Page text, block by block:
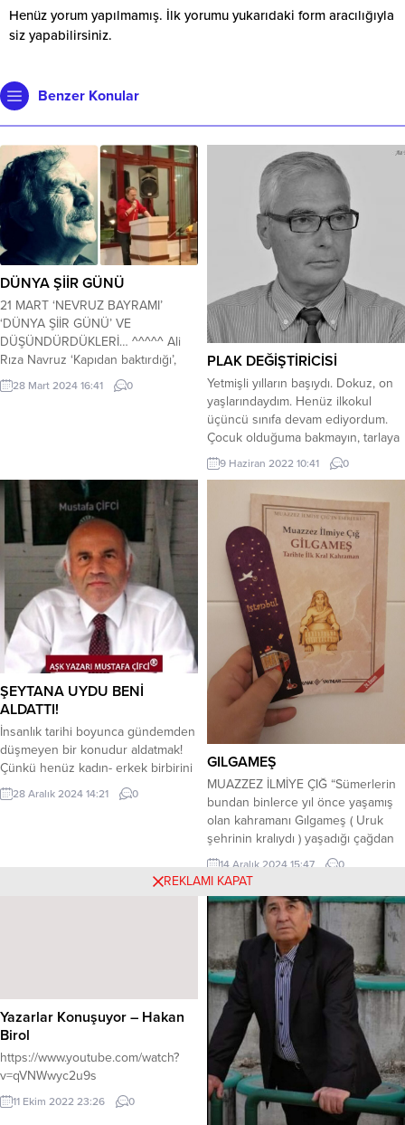
Henüz yorum yapılmamış. İlk yorumu yukarıdaki form aracılığıyla
siz yapabilirsiniz.
Benzer Konular
DÜNYA ŞİİR GÜNÜ
21 MART ‘NEVRUZ BAYRAMI’
‘DÜNYA ŞİİR GÜNÜ’ VE
DÜŞÜNDÜRDÜKLERİ… ^^^^^ Ali
Rıza Navruz ‘Kapıdan baktırdığı’,
üstelik de ‘kazmayı küreği
yaktırdığı’ içindir ki pek çok
sebebi. Evet; ben olan Nevruz
vardır...
28 Mart 2024 16:41 0
PLAK DEĞİŞTİRİCİSİ
Yetmişli yılların başıydı. Dokuz, on
yaşlarındaydım. Henüz ilkokul
üçüncü sınıfa devam ediyordum.
Çocuk olduğuma bakmayın, tarlaya
girdim mi canavar gibi tütün
kırardım. Yani büyüklerim öyle
söylerdi. “Şuna bak, elleri bile
görünmüyor maşallah.” diye beni
gaza getirirlerdi. O yıl büyük
ablamız yeni evlenmişti. Onların
tarlasında tütün kırıyorduk. Herkes
mutluydu. Gelecekten
umutluyduk....
9 Haziran 2022 10:41 0
ŞEYTANA UYDU BENİ
ALDATTI!
İnsanlık tarihi boyunca gündemden
düşmeyen bir konudur aldatmak!
Çünkü henüz kadın- erkek birbirini
tam anlamış değildir! “Kocam beni
aldattı, ben ne yapayım, bana
ederken… Kalabalığın bütün gözleri
28 Aralık 2024 14:21 0
GILGAMEŞ
MUAZZEZ İLMİYE ÇIĞ “Sümerlerin
bundan binlerce yıl önce yaşamış
olan kahramanı Gılgameş ( Uruk
şehrinin kralıydı ) yaşadığı çağdan
itibaren yüzyıllar boyunca ağızdan
ağıza geçtikten sonra çivi yazısıyla
destan halinde tabletlere yazılmıştır.
Kazılardan çıkarılan bu tabletlerin
kırıkları ve bozuklukları nedeniyle
metnin birçok yerinde boşluklar
bulunmaktadır. Metnin %60 ı
eksiktir.” der....
14 Aralık 2024 15:47 0
Yazarlar Konuşuyor – Hakan
Birol
https://www.youtube.com/watch?
v=qVNWwyc2u9s
11 Ekim 2022 23:26 0
REKLAMI KAPAT